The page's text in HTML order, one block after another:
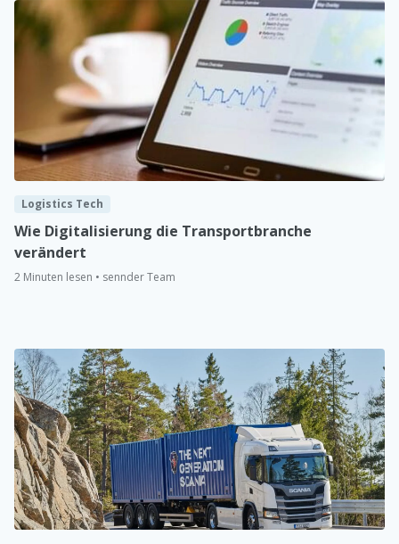
Logistics Tech
Wie Digitalisierung die Transportbranche
verändert
2 Minuten lesen • sennder Team